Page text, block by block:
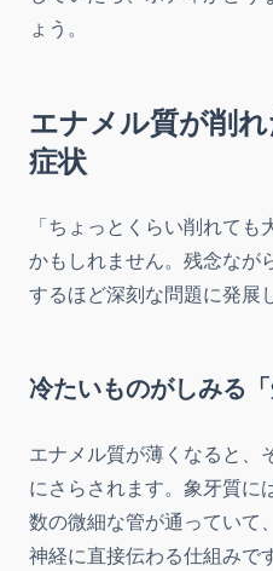
ょう。
エナメル質が削
症状
「ちょっとくらい削れて
かもしれません。残念なが
するほど深刻な問題に発展
冷たいものがしみる「
エナメル質が薄くなると、
にさらされます。象牙質に
数の微細な管が通っていて
神経に直接伝わる仕組みです